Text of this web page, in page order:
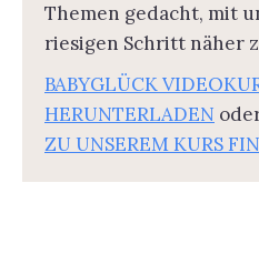
Themen gedacht, mit
riesigen Schritt näher
BABYGLÜCK
HERUNTERLADEN
ZU UNSEREM KURS